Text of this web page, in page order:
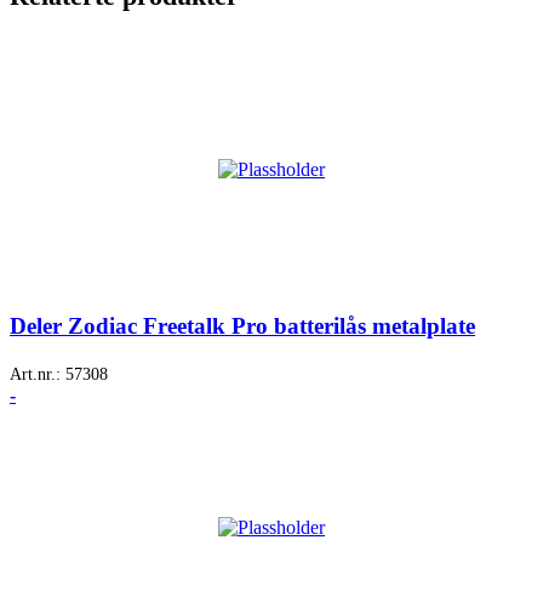
Deler Zodiac Freetalk Pro batterilås metalplate
Art.nr.: 57308
-